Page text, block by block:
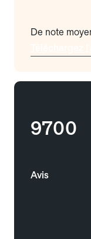
De note
9700
Avis